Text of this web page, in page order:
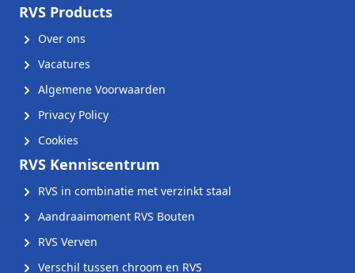
RVS Products
Over ons
Vacatures
Algemene Voorwaarden
Privacy Policy
Cookies
RVS Kenniscentrum
RVS in combinatie met verzinkt staal
Aandraaimoment RVS Bouten
RVS Verven
Verschil tussen chroom en RVS